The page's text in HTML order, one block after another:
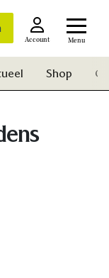
Account Menu
Shop